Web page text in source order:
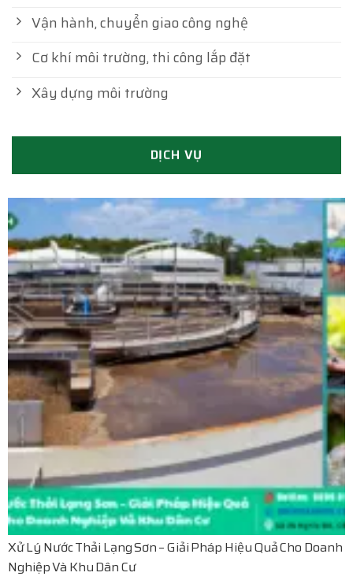
Vận hành, chuyển giao công nghệ
Cơ khí môi trường, thi công lắp đặt
Xây dựng môi trường
DỊCH VỤ
Xử Lý Nước Thải Lạng Sơn – Giải Pháp Hiệu Quả Cho Doanh
Nghiệp Và Khu Dân Cư